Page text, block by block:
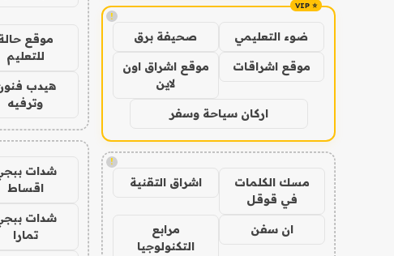
!
ضوء التعليمي صحيفة برق
موقع اشراقات
موقع اشراق اون
لاين
اركان سياحة وسفر
!
مسك الكلمات
في قوقل
اشراق التقنية
ان سفن
مرابع
التكنولوجيا
موقع
للتعليم
هيدب
وترفيه
شدات
اقساط
شدات
تمارا